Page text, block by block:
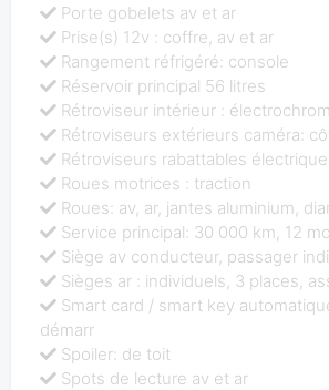
Porte gobelets av et ar
Prise(s) 12v : coffre, av et ar
Rangement réfrigéré: console
Réservoir principal 56 litres
Rétroviseur intérieur :
Rétroviseurs extérieurs caméra:
Rétroviseurs rabattables
Roues motrices : traction
Roues: av, ar, jantes aluminium,
Service principal: 30 000 km, 12
Siège av conducteur, passager
Sièges ar : individuels, 3 places,
Smart card / smart key
démarr
Spoiler: de toit
Spots de lecture av et ar